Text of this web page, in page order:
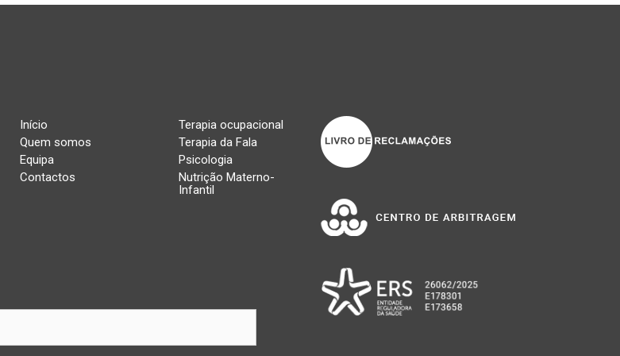
Início
Quem somos
Equipa
Contactos
Terapia ocupacional
Terapia da Fala
Psicologia
Nutrição Materno-
Infantil